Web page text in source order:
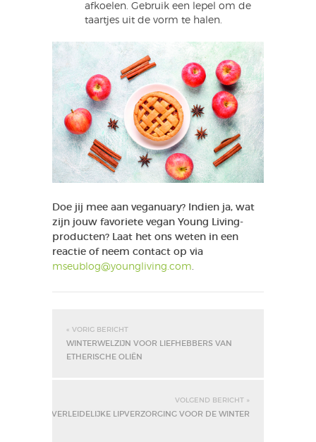
afkoelen. Gebruik een lepel om de
taartjes uit de vorm te halen.
Doe jij mee aan veganuary? Indien ja, wat
zijn jouw favoriete vegan Young Living-
producten? Laat het ons weten in een
reactie of neem contact op via
mseublog@youngliving.com.
« VORIG BERICHT
WINTERWELZIJN VOOR LIEFHEBBERS VAN
ETHERISCHE OLIËN
VOLGEND BERICHT »
VERLEIDELIJKE LIPVERZORGING VOOR DE WINTER